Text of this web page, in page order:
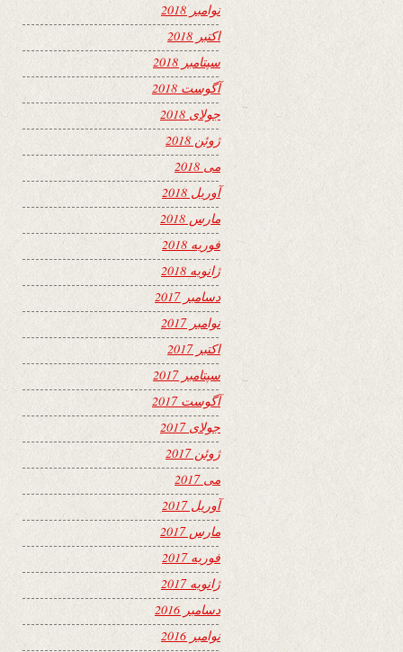
نوامبر 2018
اکتبر 2018
سپتامبر 2018
آگوست 2018
جولای 2018
ژوئن 2018
می 2018
آوریل 2018
مارس 2018
فوریه 2018
ژانویه 2018
دسامبر 2017
نوامبر 2017
اکتبر 2017
سپتامبر 2017
آگوست 2017
جولای 2017
ژوئن 2017
می 2017
آوریل 2017
مارس 2017
فوریه 2017
ژانویه 2017
دسامبر 2016
نوامبر 2016